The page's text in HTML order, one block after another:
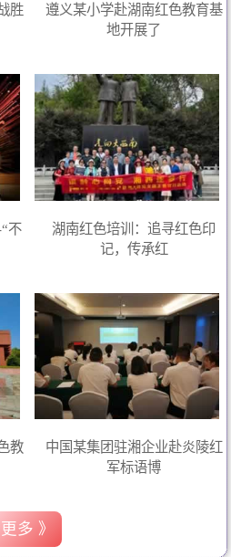
胜
遵义某小学赴湖南红色教育基
地开展了
不
湖南红色培训：追寻红色印
记，传承红
教
中国某集团驻湘企业赴炎陵红
军标语博
更多 》